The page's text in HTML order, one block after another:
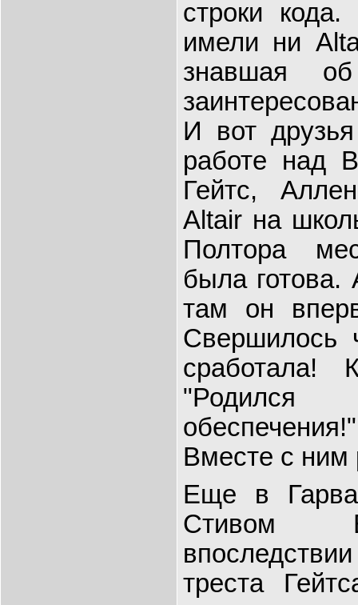
строки
имели ни
знавшая
И вот
работе над
Гейтс,
Altair на
Полтора
была
там он
Свершилось
сработала!
"Родился
Вместе с ним
Еще в
Стивом
треста